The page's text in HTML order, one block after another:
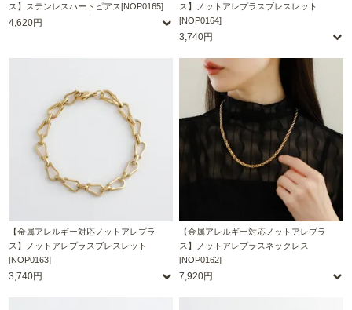
ス】ステンレスハートピアス[NOP0165]
4,620円
ス】ノットアレプラスブレスレット
[NOP0164]
3,740円
【金属アレルギー対応ノットアレプラ
ス】ノットアレプラスブレスレット
[NOP0163]
3,740円
【金属アレルギー対応ノットアレプラ
ス】ノットアレプラスネックレス
[NOP0162]
7,920円